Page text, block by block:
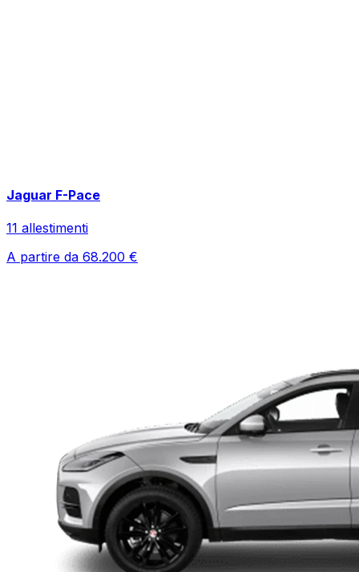
Jaguar F-Pace
11 allestimenti
A partire da 68.200 €